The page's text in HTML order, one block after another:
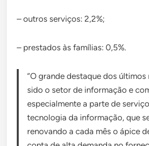
– outros serviços: 2,2%;
– prestados às famílias: 0,5%.
“O grande destaque dos últimos
sido o setor de informação e
especialmente a parte de
tecnologia da informação, que
renovando a cada mês o ápice